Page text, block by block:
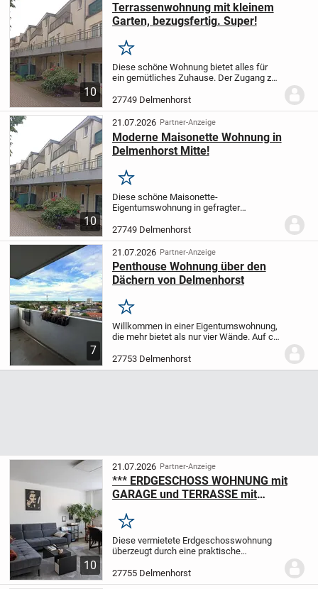
10
Terrassenwohnung mit kleinem
Garten, bezugsfertig. Super!
Merken
Diese schöne Wohnung bietet alles für
ein gemütliches Zuhause. Der Zugang zur
Die praktische Raumaufteilung überzeugt
sofort. Es empfängt Sie ein geräumiger
Flur...
27749 Delmenhorst
10
21.07.2026 Partner-Anzeige
Moderne Maisonette Wohnung in
Delmenhorst Mitte!
Merken
Diese schöne Maisonette-
Eigentumswohnung in gefragter
Kapitalanlage ebenso interessant wie zur
Eigennutzung.Das Wohnen auf zwei
Ebenen und die gute Raumaufteilung...
27749 Delmenhorst
7
21.07.2026 Partner-Anzeige
Penthouse Wohnung über den
Dächern von Delmenhorst
Merken
Willkommen in einer Eigentumswohnung,
die mehr bietet als nur vier Wände. Auf ca.
gepflegtes Zuhause im 10. Obergeschoss
eines sehr gepflegten
27753 Delmenhorst
10
21.07.2026 Partner-Anzeige
*** ERDGESCHOSS WOHNUNG mit
GARAGE und TERRASSE mit
Merken
Diese vermietete Erdgeschosswohnung
überzeugt durch eine praktische
sowie eine attraktive Außenfläche und
eignet sich ideal als solide Kapitalanlage.
27755 Delmenhorst